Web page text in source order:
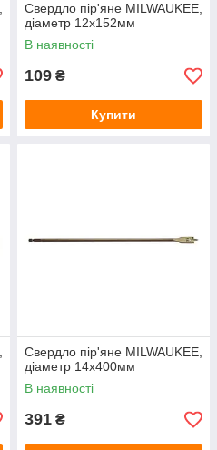
Свердло пір'яне MILWAUKEE,
діаметр 12x152мм
В наявності
109 ₴
Купити
Свердло пір'яне MILWAUKEE,
діаметр 14x400мм
В наявності
391 ₴